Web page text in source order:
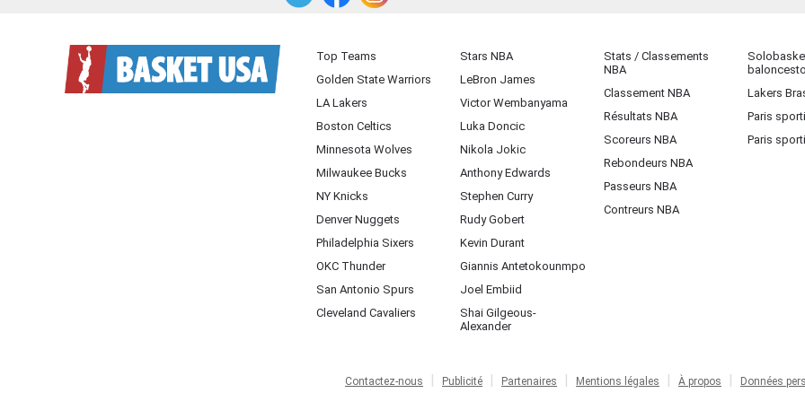
Top Teams
Golden State Warriors
LA Lakers
Boston Celtics
Minnesota Wolves
Milwaukee Bucks
NY Knicks
Denver Nuggets
Philadelphia Sixers
OKC Thunder
San Antonio Spurs
Cleveland Cavaliers
Stars NBA
LeBron James
Victor Wembanyama
Luka Doncic
Nikola Jokic
Anthony Edwards
Stephen Curry
Rudy Gobert
Kevin Durant
Giannis Antetokounmpo
Joel Embiid
Shai Gilgeous-
Alexander
Stats / Classements
NBA
Classement NBA
Résultats NBA
Scoreurs NBA
Rebondeurs NBA
Passeurs NBA
Contreurs NBA
Lakers
Paris
Paris
Contactez-nous Publicité Partenaires Mentions légales À propos Données